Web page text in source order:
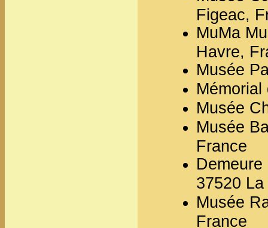
Figeac,
MuMa
Havre,
Musée
Musée
Musée
France
37520
Musée
France